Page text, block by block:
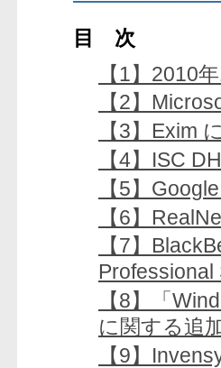
目 次
【1】2010
【2】
【3】Exim
【4】ISC
【5】
【6】
【7】
【8】「
に関する追
【9】